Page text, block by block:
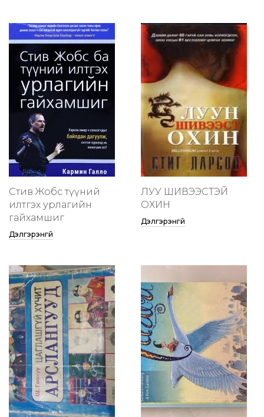
Стив Жобс түүний
илтгэх урлагийн
гайхамшиг
Дэлгэрэнгүй
ЛУУ ШИВЭЭСТЭЙ
ОХИН
Дэлгэрэнгүй